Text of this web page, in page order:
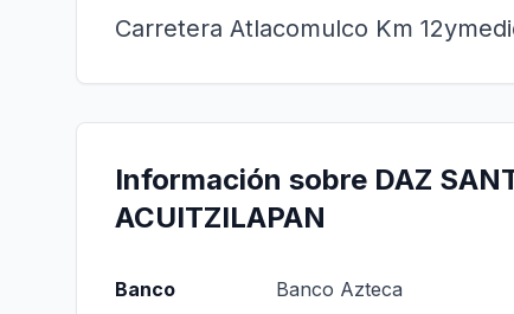
Carretera Atlacomulco Km
Información sobre DAZ
ACUITZILAPAN
Banco Banco Azteca